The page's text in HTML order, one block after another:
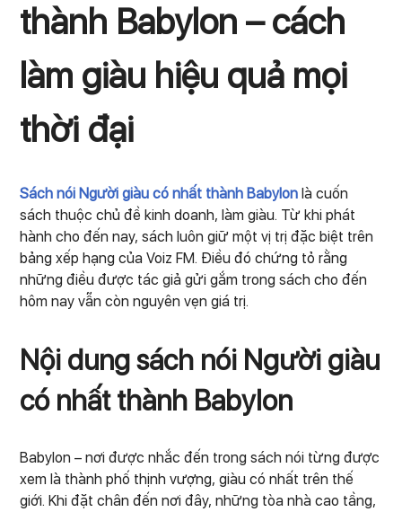
thành Babylon – cách
làm giàu hiệu quả mọi
thời đại
Sách nói Người giàu có nhất thành Babylon là cuốn
sách thuộc chủ đề kinh doanh, làm giàu. Từ khi phát
hành cho đến nay, sách luôn giữ một vị trị đặc biệt trên
bảng xếp hạng của Voiz FM. Điều đó chứng tỏ rằng
những điều được tác giả gửi gắm trong sách cho đến
hôm nay vẫn còn nguyên vẹn giá trị.
Nội dung sách nói Người giàu
có nhất thành Babylon
Babylon – nơi được nhắc đến trong sách nói từng được
xem là thành phố thịnh vượng, giàu có nhất trên thế
giới. Khi đặt chân đến nơi đây, những tòa nhà cao tầng,